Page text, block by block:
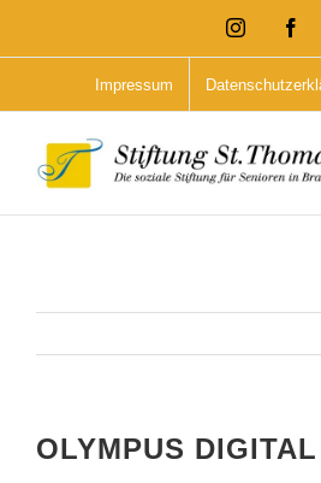
Inhalt
Instagram
Impressum
OLYMPUS